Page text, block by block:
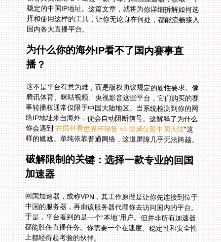
国内各大直播平台。
为什么你的海外IP看不了国内赛事直
播？
这不是平台有意为难，而是版权协议规定的硬性要求。像
腾讯体育、咪咕视频、央视影音这些平台，它们购买的赛
事转播权通常仅限于中国大陆地区。当系统检测到你的网
络IP地址来自海外，便会自动阻断信号。这解释了为什么
你会遇到“在国外看世界杯秘鲁 vs 挪威仅限中国大陆”这
样的尴尬。单纯依靠普通网络，这道屏障几乎无法跨越。
破解限制的关键：选择一款专业的回国
加速器
回国加速器，或称VPN，其工作原理是让你先连接到位于
中国的服务器，再由该服务器代理你去访问国内的平台。
于是，平台看到的是一个“本地”用户。但并非所有加速器
都能胜任直播任务。你需要一个在速度、稳定性和安全性
上都经得起考验的伙伴。